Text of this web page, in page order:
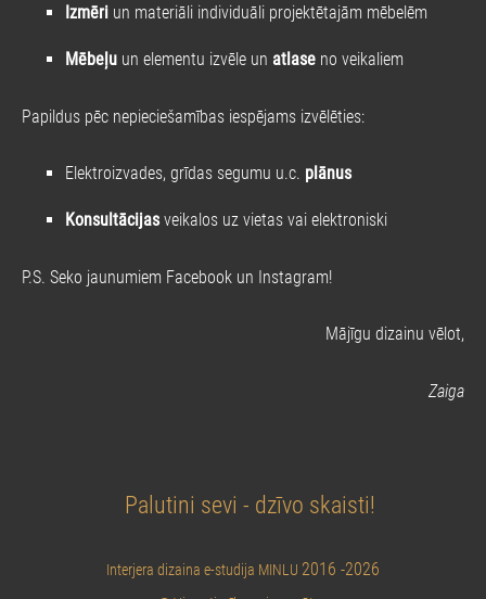
Izmēri un materiāli individuāli projektētajām mēbelēm
Mēbeļu un elementu izvēle un atlase no veikaliem
Papildus pēc nepieciešamības iespējams izvēlēties:
Elektroizvades, grīdas segumu u.c. plānus
Konsultācijasveikalos uz vietas vai elektroniski
P.S. Seko jaunumiem Facebook un Instagram!
Mājīgu dizainu vēlot,
Zaiga
Palutini sevi - dzīvo skaisti!
Interjera dizaina e-studija MINLU 2016 -2026